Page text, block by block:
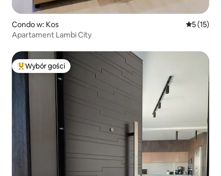
Condo w: Kos Średnia
5 (15)
Apartament Lambi City
Najpopularniejsze z kategorii Wybór gości
Wybór gości